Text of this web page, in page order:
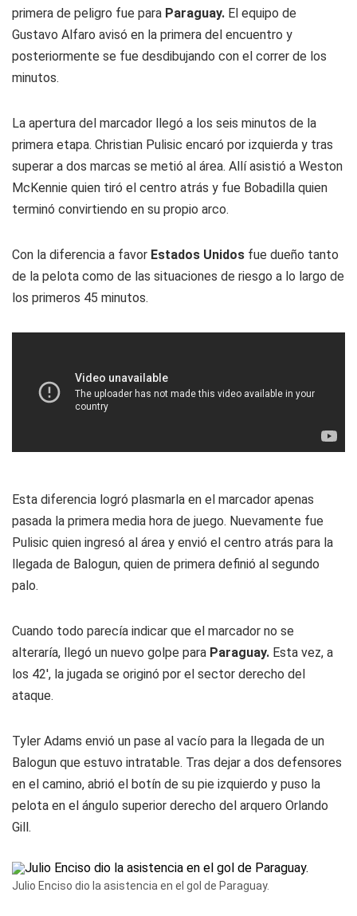
primera de peligro fue para Paraguay. El equipo de
Gustavo Alfaro avisó en la primera del encuentro y
posteriormente se fue desdibujando con el correr de los
minutos.
La apertura del marcador llegó a los seis minutos de la
primera etapa. Christian Pulisic encaró por izquierda y tras
superar a dos marcas se metió al área. Allí asistió a Weston
McKennie quien tiró el centro atrás y fue Bobadilla quien
terminó convirtiendo en su propio arco.
Con la diferencia a favor Estados Unidos fue dueño tanto
de la pelota como de las situaciones de riesgo a lo largo de
los primeros 45 minutos.
Esta diferencia logró plasmarla en el marcador apenas
pasada la primera media hora de juego. Nuevamente fue
Pulisic quien ingresó al área y envió el centro atrás para la
llegada de Balogun, quien de primera definió al segundo
palo.
Cuando todo parecía indicar que el marcador no se
alteraría, llegó un nuevo golpe para Paraguay. Esta vez, a
los 42', la jugada se originó por el sector derecho del
ataque.
Tyler Adams envió un pase al vacío para la llegada de un
Balogun que estuvo intratable. Tras dejar a dos defensores
en el camino, abrió el botín de su pie izquierdo y puso la
pelota en el ángulo superior derecho del arquero Orlando
Gill.
Julio Enciso dio la asistencia en el gol de Paraguay.